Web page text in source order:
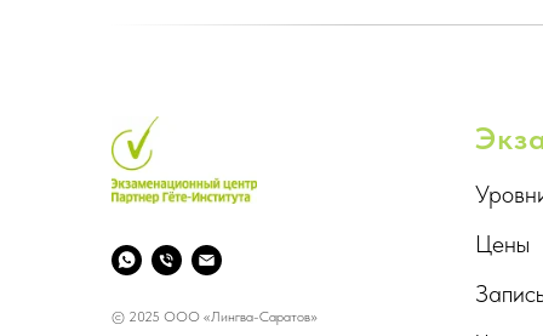
© 2025 ООО «Лингва-Саратов»
Цены